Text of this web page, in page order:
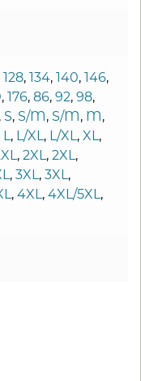
128, 134, 140, 146,
, 176, 86, 92, 98,
, S, S/M, S/M, M,
L, L/XL, L/XL, XL,
, 2XL, 2XL,
, 3XL, 3XL,
, 4XL, 4XL/5XL,